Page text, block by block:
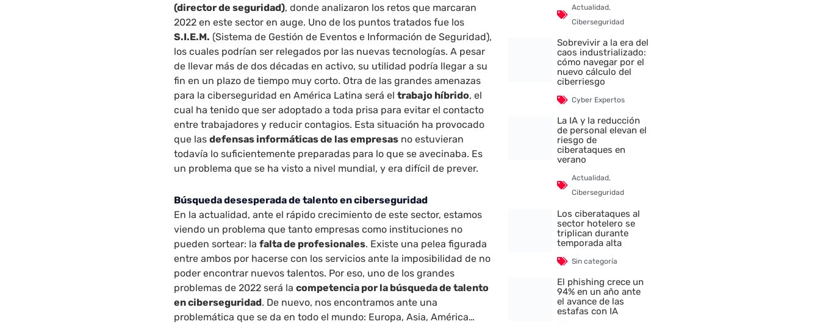
(director de seguridad), donde analizaron los retos que marcaran
2022 en este sector en auge. Uno de los puntos tratados fue los
S.I.E.M. (Sistema de Gestión de Eventos e Información de Seguridad),
los cuales podrían ser relegados por las nuevas tecnologías. A pesar
de llevar más de dos décadas en activo, su utilidad podría llegar a su
fin en un plazo de tiempo muy corto. Otra de las grandes amenazas
para la ciberseguridad en América Latina será eltrabajo híbrido, el
cual ha tenido que ser adoptado a toda prisa para evitar el contacto
entre trabajadores y reducir contagios. Esta situación ha provocado
que lasdefensas informáticas de las empresas no estuvieran
todavía lo suficientemente preparadas para lo que se avecinaba. Es
un problema que se ha visto a nivel mundial, y era difícil de prever.
Búsqueda desesperada de talento en ciberseguridad
En la actualidad, ante el rápido crecimiento de este sector, estamos
viendo un problema que tanto empresas como instituciones no
pueden sortear: lafalta de profesionales. Existe una pelea figurada
entre ambos por hacerse con los servicios ante la imposibilidad de no
poder encontrar nuevos talentos. Por eso, uno de los grandes
problemas de 2022 será lacompetencia por la búsqueda de talento
en ciberseguridad. De nuevo, nos encontramos ante una
problemática que se da en todo el mundo: Europa, Asia, América…
Actualidad,
Ciberseguridad
Sobrevivir a la era del
caos industrializado:
cómo navegar por el
nuevo cálculo del
ciberriesgo
Cyber Expertos
La IA y la reducción
de personal elevan el
riesgo de
ciberataques en
verano
Actualidad,
Ciberseguridad
Los ciberataques al
sector hotelero se
triplican durante
temporada alta
Sin categoría
El phishing crece un
94% en un año ante
el avance de las
estafas con IA